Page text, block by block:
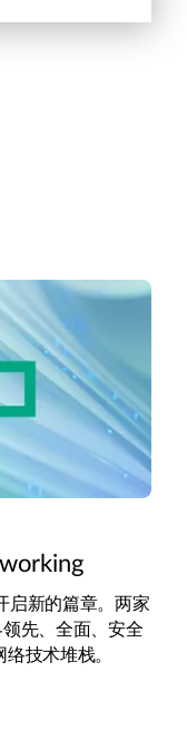
启新的篇章。两家
先、全面、安全
络技术堆栈。